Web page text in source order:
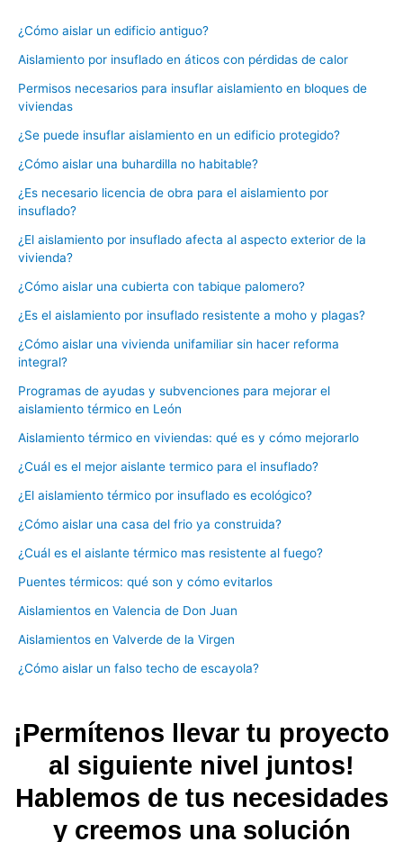
¿Cómo aislar un edificio antiguo?
Aislamiento por insuflado en áticos con pérdidas de calor
Permisos necesarios para insuflar aislamiento en bloques de
viviendas
¿Se puede insuflar aislamiento en un edificio protegido?
¿Cómo aislar una buhardilla no habitable?
¿Es necesario licencia de obra para el aislamiento por
insuflado?
¿El aislamiento por insuflado afecta al aspecto exterior de la
vivienda?
¿Cómo aislar una cubierta con tabique palomero?
¿Es el aislamiento por insuflado resistente a moho y plagas?
¿Cómo aislar una vivienda unifamiliar sin hacer reforma
integral?
Programas de ayudas y subvenciones para mejorar el
aislamiento térmico en León
Aislamiento térmico en viviendas: qué es y cómo mejorarlo
¿Cuál es el mejor aislante termico para el insuflado?
¿El aislamiento térmico por insuflado es ecológico?
¿Cómo aislar una casa del frio ya construida?
¿Cuál es el aislante térmico mas resistente al fuego?
Puentes térmicos: qué son y cómo evitarlos
Aislamientos en Valencia de Don Juan
Aislamientos en Valverde de la Virgen
¿Cómo aislar un falso techo de escayola?
¡Permítenos llevar tu proyecto
al siguiente nivel juntos!
Hablemos de tus necesidades
y creemos una solución